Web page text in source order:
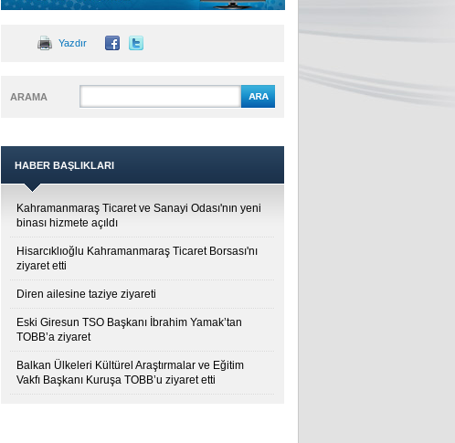
Yazdır
ARAMA
HABER BAŞLIKLARI
Kahramanmaraş Ticaret ve Sanayi Odası'nın yeni
binası hizmete açıldı
Hisarcıklıoğlu Kahramanmaraş Ticaret Borsası'nı
ziyaret etti
Diren ailesine taziye ziyareti
Eski Giresun TSO Başkanı İbrahim Yamak’tan
TOBB’a ziyaret
Balkan Ülkeleri Kültürel Araştırmalar ve Eğitim
Vakfı Başkanı Kuruşa TOBB’u ziyaret etti